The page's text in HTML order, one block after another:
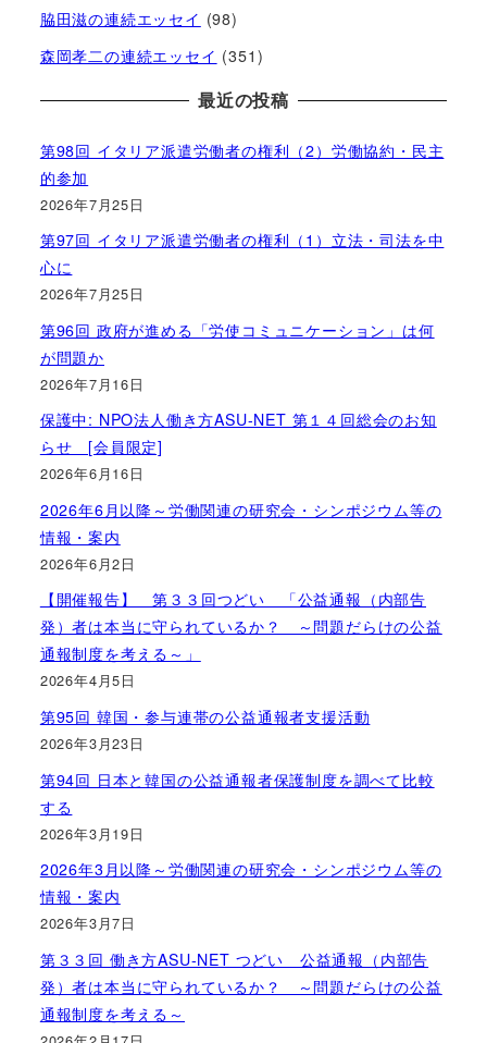
脇田滋の連続エッセイ (98)
森岡孝二の連続エッセイ (351)
最近の投稿
第98回 イタリア派遣労働者の権利（2）労働協約・民主
的参加
2026年7月25日
第97回 イタリア派遣労働者の権利（1）立法・司法を中
心に
2026年7月25日
第96回 政府が進める「労使コミュニケーション」は何
が問題か
2026年7月16日
保護中: NPO法人働き方ASU-NET 第１４回総会のお知
らせ [会員限定]
2026年6月16日
2026年6月以降～労働関連の研究会・シンポジウム等の
情報・案内
2026年6月2日
【開催報告】 第３３回つどい 「公益通報（内部告
発）者は本当に守られているか？ ～問題だらけの公益
通報制度を考える～」
2026年4月5日
第95回 韓国・参与連帯の公益通報者支援活動
2026年3月23日
第94回 日本と韓国の公益通報者保護制度を調べて比較
する
2026年3月19日
2026年3月以降～労働関連の研究会・シンポジウム等の
情報・案内
2026年3月7日
第３３回 働き方ASU-NET つどい 公益通報（内部告
発）者は本当に守られているか？ ～問題だらけの公益
通報制度を考える～